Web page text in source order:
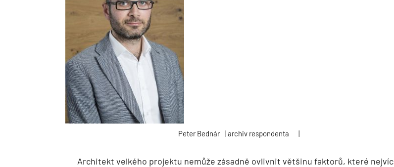
Peter Bednár | archiv respondenta |
Architekt velkého projektu nemůže zásadně ovlivnit většinu faktorů, které nejvíc